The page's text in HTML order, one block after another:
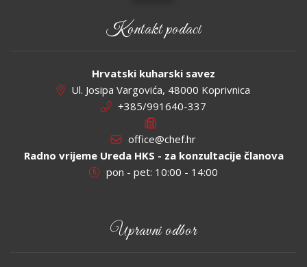
Kontakt podaci
Hrvatski kuharski savez
Ul. Josipa Vargovića, 48000 Koprivnica
+385/991640-337
office@chef.hr
Radno vrijeme Ureda HKS - za konzultacije članova
pon - pet: 10:00 - 14:00
Upravni odbor